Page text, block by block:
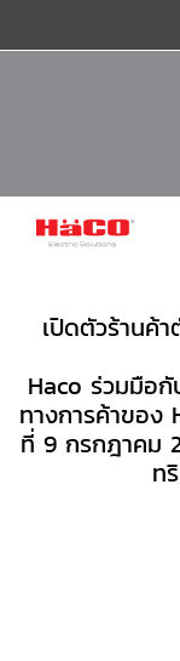
เปิดตัวร้านค้
Haco ร่วมมือ
ทางการค้าของ
ที่ 9 กรกฎาคม
ท